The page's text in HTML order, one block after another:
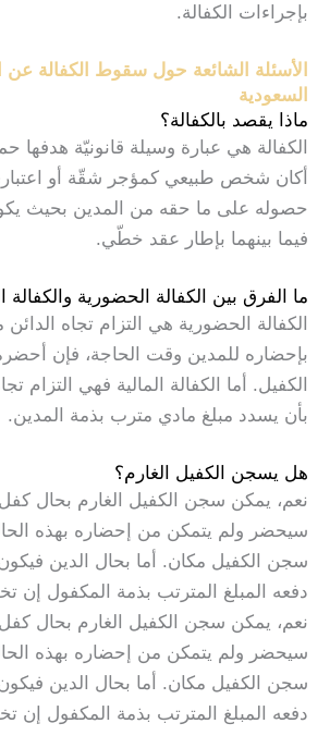
بإجراءات الكفالة.
الأسئلة الشائعة حول سقوط الكفالة عن
السعودية
ماذا يقصد بالكفالة؟
الكفالة هي عبارة وسيلة قانونيّة هدفها
أكان شخص طبيعي كمؤجر شقّة أو
حصوله على ما حقه من المدين بحيث
فيما بينهما بإطار عقد خطّي.
ما الفرق بين الكفالة الحضورية والكفالة
الكفالة الحضورية هي التزام تجاه
بإحضاره للمدين وقت الحاجة، فإن
الكفيل. أما الكفالة المالية فهي التزام
بأن يسدد مبلغ مادي مترب بذمة المدين.
هل يسجن الكفيل الغارم؟
نعم، يمكن سجن الكفيل الغارم بحال كفل
سيحضر ولم يتمكن من إحضاره بهذه
سجن الكفيل مكان. أما بحال الدين
دفعه المبلغ المترتب بذمة المكفول إن
نعم، يمكن سجن الكفيل الغارم بحال كفل
سيحضر ولم يتمكن من إحضاره بهذه
سجن الكفيل مكان. أما بحال الدين
دفعه المبلغ المترتب بذمة المكفول إن